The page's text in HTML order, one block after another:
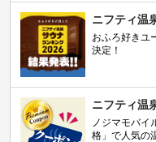
ニフティ温
おふろ好きユ
決定！
ニフティ温
ノジマモバ
格」で人気の